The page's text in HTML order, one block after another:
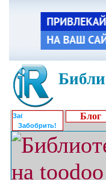
Забобрить!
Блог